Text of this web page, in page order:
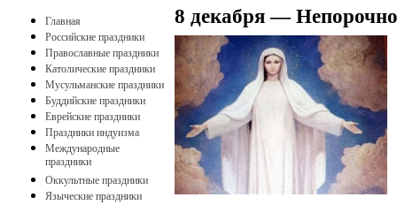
Главная
Российские праздники
Православные праздники
Католические праздники
Мусульманские праздники
Буддийские праздники
Еврейские праздники
Праздники индуизма
Международные
праздники
Оккультные праздники
Языческие праздники
8 декабря —